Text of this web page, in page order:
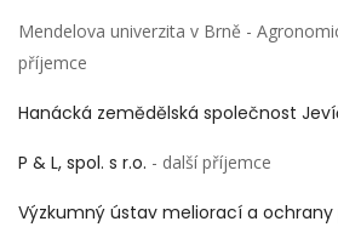
Mendelova univerzita v Brně -
příjemce
Hanácká zemědělská společnost
P & L, spol. s r.o. - další příjemce
Výzkumný ústav meliorací a ochrany